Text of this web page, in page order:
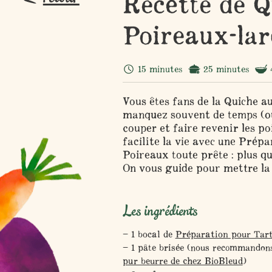
Poireaux-
15 minutes 25 minutes
Vous êtes fans de la Quiche
manquez souvent de temps
couper et faire revenir les
facilite la vie avec une
Poireaux toute prête : plus
On vous guide pour mettre
Les ingrédients
1 bocal de Préparation pour
1 pâte brisée (nous
pur beurre de chez BioBleud)